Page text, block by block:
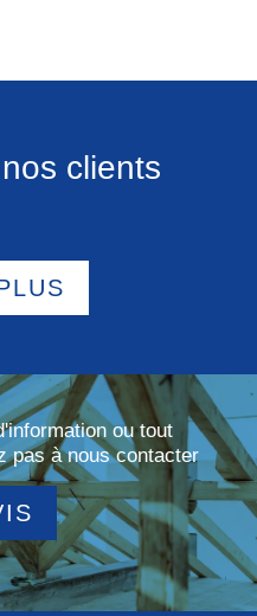
clients
ou tout
pas à nous contacter